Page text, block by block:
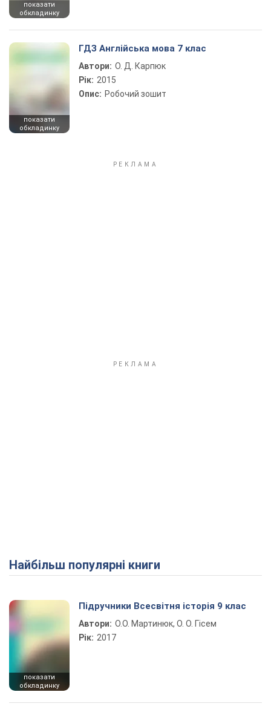
показати
обкладинку
показати
обкладинку
ГДЗ Англійська мова 7 клас
Автори: О. Д. Карпюк
Рік: 2015
Опис: Робочий зошит
Найбільш популярні книги
показати
обкладинку
Підручники Всесвітня історія 9 клас
Автори: О.О. Мартинюк, О. О. Гісем
Рік: 2017